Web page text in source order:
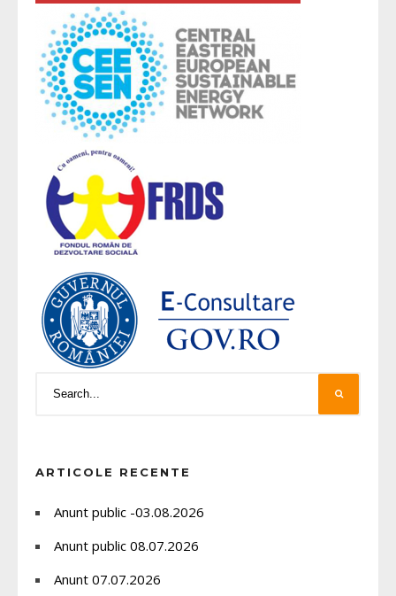
ARTICOLE RECENTE
Anunt public -03.08.2026
Anunt public 08.07.2026
Anunt 07.07.2026